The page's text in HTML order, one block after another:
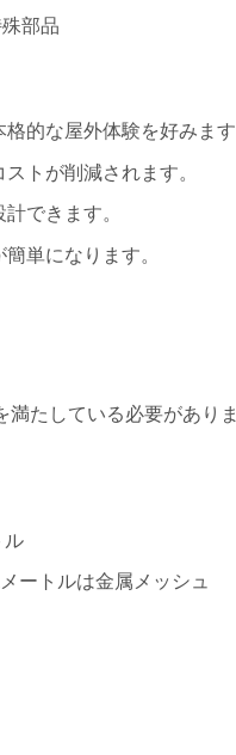
部品
的な屋外体験を好みま
トが削減されます。
できます。
単になります。
満たしている必要があり
ル
ートルは金属メッシュ